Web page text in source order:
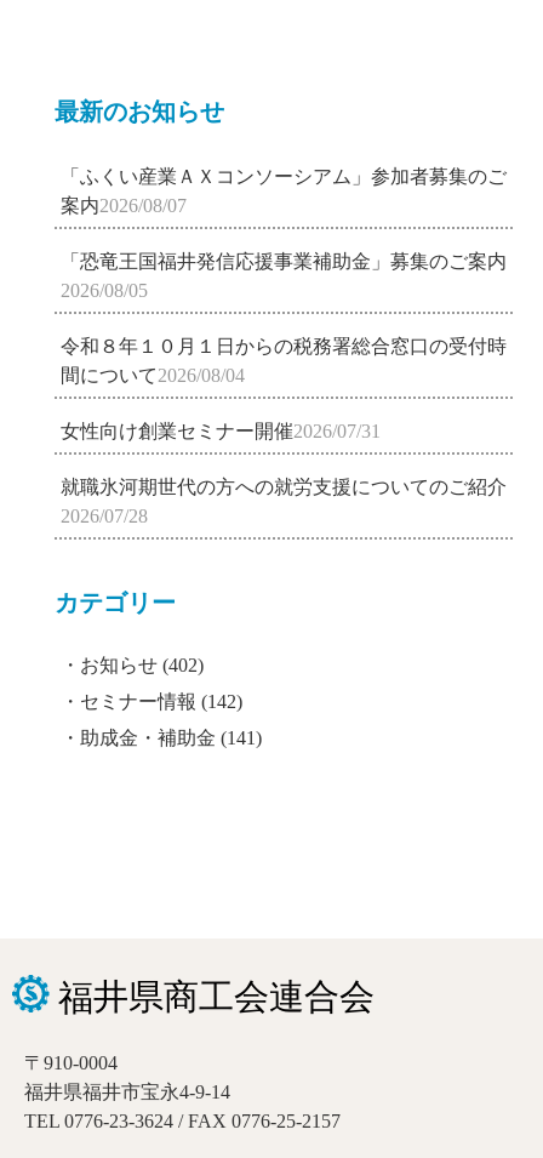
最新のお知らせ
「ふくい産業ＡＸコンソーシアム」参加者募集のご
案内2026/08/07
「恐竜王国福井発信応援事業補助金」募集のご案内
2026/08/05
令和８年１０月１日からの税務署総合窓口の受付時
間について2026/08/04
女性向け創業セミナー開催2026/07/31
就職氷河期世代の方への就労支援についてのご紹介
2026/07/28
カテゴリー
お知らせ (402)
セミナー情報 (142)
助成金・補助金 (141)
〒910-0004
福井県福井市宝永4-9-14
TEL 0776-23-3624 / FAX 0776-25-2157